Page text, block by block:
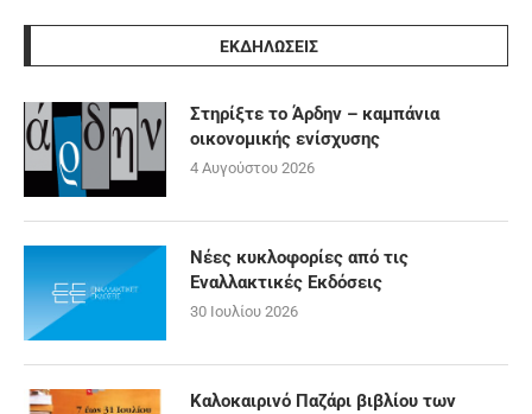
ΕΚΔΗΛΩΣΕΙΣ
Στηρίξτε το Άρδην – καμπάνια
οικονομικής ενίσχυσης
4 Αυγούστου 2026
Νέες κυκλοφορίες από τις
Εναλλακτικές Εκδόσεις
30 Ιουλίου 2026
Καλοκαιρινό Παζάρι βιβλίου των